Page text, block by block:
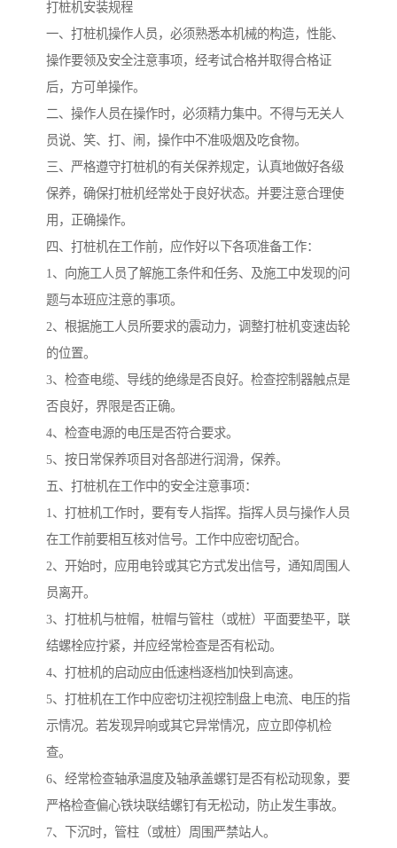
打桩机安装规程
一、打桩机操作人员，必须熟悉本机械的构造，性能、
操作要领及安全注意事项，经考试合格并取得合格证
后，方可单操作。
二、操作人员在操作时，必须精力集中。不得与无关人
员说、笑、打、闹，操作中不准吸烟及吃食物。
三、严格遵守打桩机的有关保养规定，认真地做好各级
保养，确保打桩机经常处于良好状态。并要注意合理使
用，正确操作。
四、打桩机在工作前，应作好以下各项准备工作：
1、向施工人员了解施工条件和任务、及施工中发现的问
题与本班应注意的事项。
2、根据施工人员所要求的震动力，调整打桩机变速齿轮
的位置。
3、检查电缆、导线的绝缘是否良好。检查控制器触点是
否良好，界限是否正确。
4、检查电源的电压是否符合要求。
5、按日常保养项目对各部进行润滑，保养。
五、打桩机在工作中的安全注意事项：
1、打桩机工作时，要有专人指挥。指挥人员与操作人员
在工作前要相互核对信号。工作中应密切配合。
2、开始时，应用电铃或其它方式发出信号，通知周围人
员离开。
3、打桩机与桩帽，桩帽与管柱（或桩）平面要垫平，联
结螺栓应拧紧，并应经常检查是否有松动。
4、打桩机的启动应由低速档逐档加快到高速。
5、打桩机在工作中应密切注视控制盘上电流、电压的指
示情况。若发现异响或其它异常情况，应立即停机检
查。
6、经常检查轴承温度及轴承盖螺钉是否有松动现象，要
严格检查偏心铁块联结螺钉有无松动，防止发生事故。
7、下沉时，管柱（或桩）周围严禁站人。